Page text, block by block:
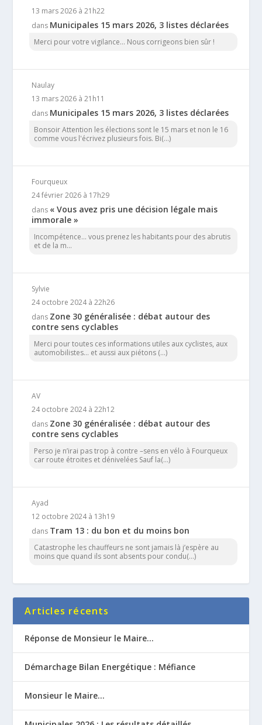
13 mars 2026 à 21h22
dans Municipales 15 mars 2026, 3 listes déclarées
Merci pour votre vigilance... Nous corrigeons bien sûr !
Naulay
13 mars 2026 à 21h11
dans Municipales 15 mars 2026, 3 listes déclarées
Bonsoir Attention les élections sont le 15 mars et non le 16
comme vous l'écrivez plusieurs fois. Bi(...)
Fourqueux
24 février 2026 à 17h29
dans « Vous avez pris une décision légale mais
immorale »
Incompétence… vous prenez les habitants pour des abrutis
et de la m...
Sylvie
24 octobre 2024 à 22h26
dans Zone 30 généralisée : débat autour des
contre sens cyclables
Merci pour toutes ces informations utiles aux cyclistes, aux
automobilistes... et aussi aux piétons (...)
AV
24 octobre 2024 à 22h12
dans Zone 30 généralisée : débat autour des
contre sens cyclables
Perso je n’irai pas trop à contre –sens en vélo à Fourqueux
car route étroites et dénivelées Sauf la(...)
Ayad
12 octobre 2024 à 13h19
dans Tram 13 : du bon et du moins bon
Catastrophe les chauffeurs ne sont jamais là j’espère au
moins que quand ils sont absents pour condu(...)
Articles récents
Réponse de Monsieur le Maire…
Démarchage Bilan Energétique : Méfiance
Monsieur le Maire…